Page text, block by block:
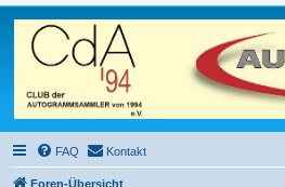
FAQ Kontakt
Foren-Übersicht